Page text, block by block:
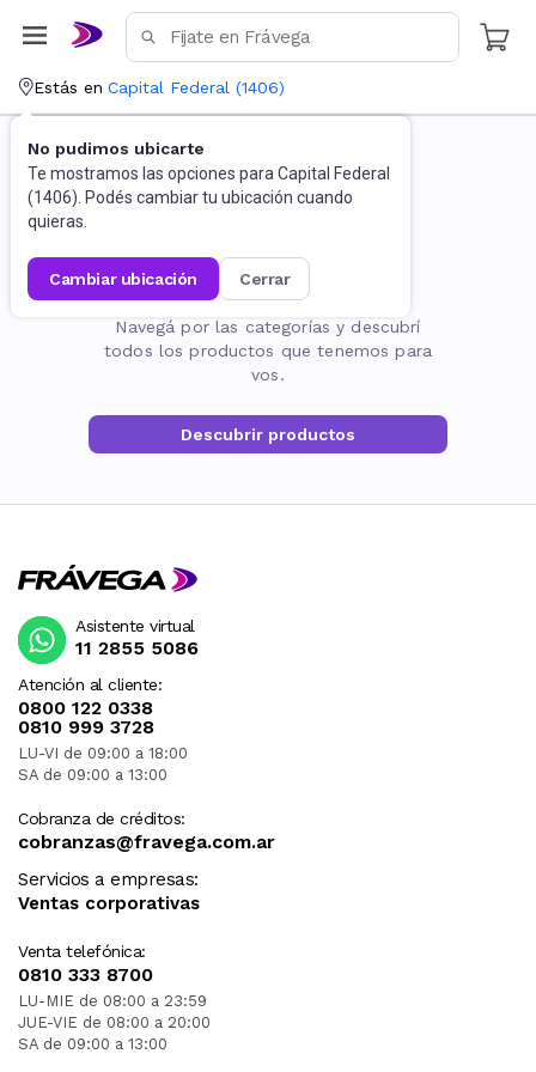
Estás en Capital Federal (1406)
No pudimos ubicarte
Te mostramos las opciones para Capital Federal
(1406). Podés cambiar tu ubicación cuando
quieras.
cambiar ubicación cerrar
La página no existe
Navegá por las categorías y descubrí
todos los productos que tenemos para
vos.
Descubrir productos
Atención al cliente:
0800 122 0338
0810 999 3728
LU-VI de 09:00 a 18:00
SA de 09:00 a 13:00
Cobranza de créditos:
cobranzas@fravega.com.ar
Servicios a empresas:
Ventas corporativas
Venta telefónica:
0810 333 8700
LU-MIE de 08:00 a 23:59
JUE-VIE de 08:00 a 20:00
SA de 09:00 a 13:00
Asistente virtual
11 2855 5086